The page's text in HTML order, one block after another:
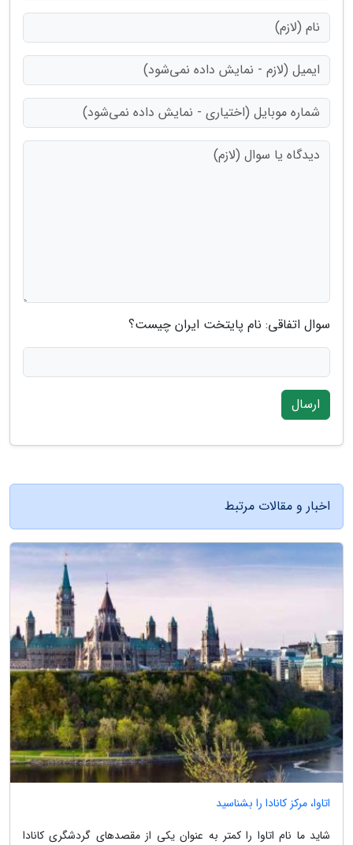
سوال اتفاقی: نام پایتخت ایران چیست؟
ارسال
اخبار و مقالات مرتبط
اتاوا، مرکز کانادا را بشناسید
شاید ما نام اتاوا را کمتر به عنوان یکی از مقصدهای گردشگری کانادا